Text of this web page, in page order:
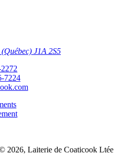
J1A 2S5
7224
2026, Laiterie de Coaticook Ltée